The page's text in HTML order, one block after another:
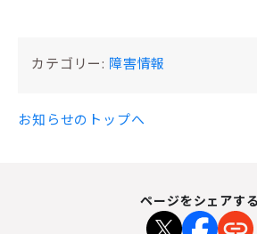
カテゴリー: 障害情報
お知らせのトップへ
ページをシェアする